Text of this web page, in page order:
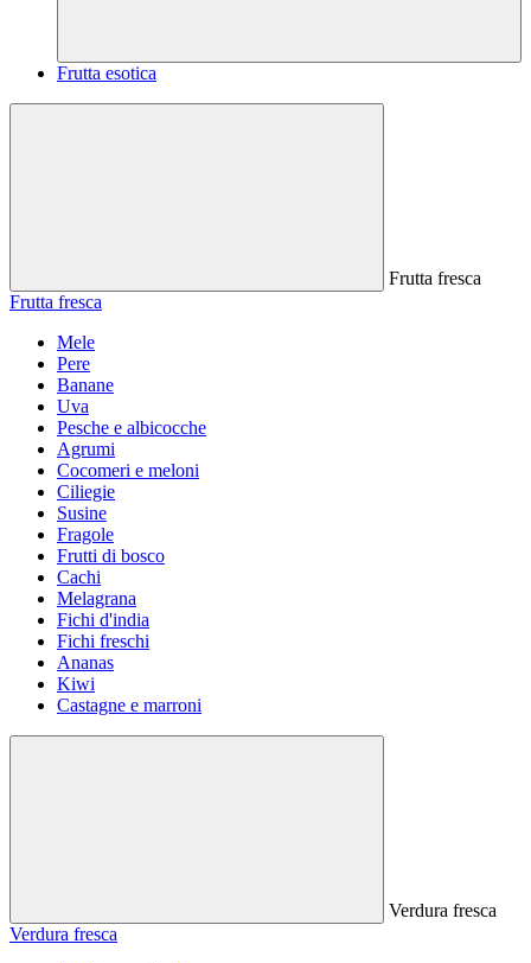
Frutta esotica
Frutta fresca
Frutta fresca
Mele
Pere
Banane
Uva
Pesche e albicocche
Agrumi
Cocomeri e meloni
Ciliegie
Susine
Fragole
Frutti di bosco
Cachi
Melagrana
Fichi d'india
Fichi freschi
Ananas
Kiwi
Castagne e marroni
Verdura fresca
Verdura fresca